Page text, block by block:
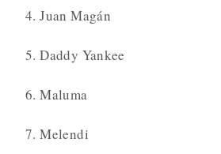
4. Juan Magán
5. Daddy Yankee
6. Maluma
7. Melendi